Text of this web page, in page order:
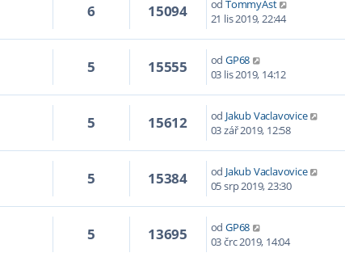
6 15094 od TommyAst
21 lis 2019, 22:44
5 15555 od GP68
03 lis 2019, 14:12
5 15612 od Jakub Vaclavovice
03 zář 2019, 12:58
5 15384 od Jakub Vaclavovice
05 srp 2019, 23:30
5 13695 od GP68
03 črc 2019, 14:04